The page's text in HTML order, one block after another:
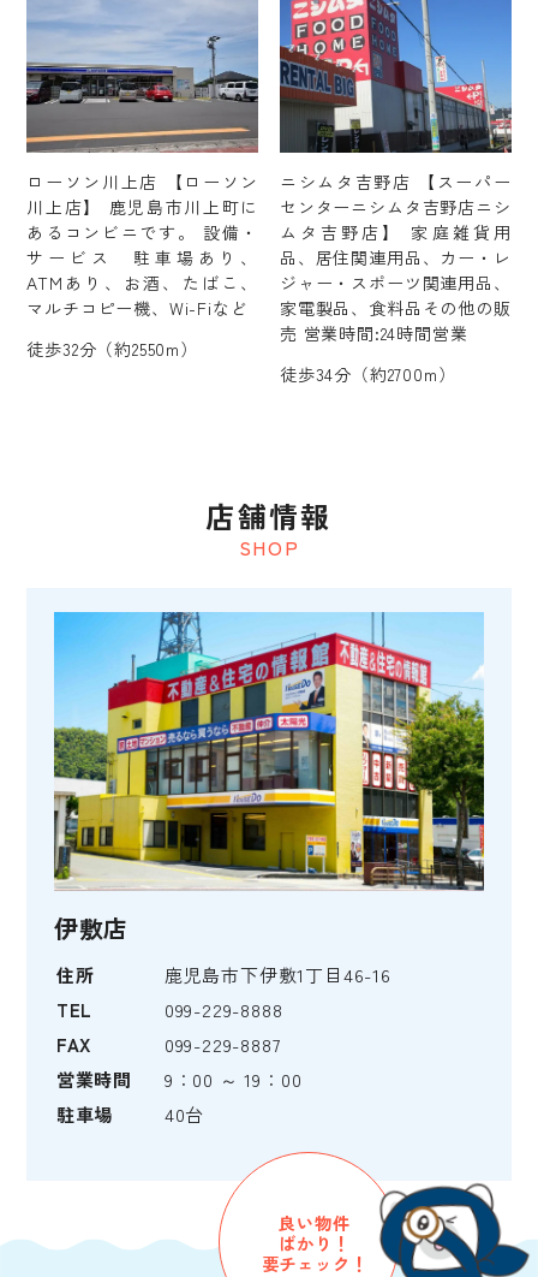
ローソン川上店 【ローソン
川上店】 鹿児島市川上町に
あるコンビニです。 設備・
サービス 駐車場あり、
ATMあり、お酒、たばこ、
マルチコピー機、Wi-Fiなど
徒歩32分（約2550m）
ニシムタ吉野店 【スーパー
センターニシムタ吉野店ニシ
ムタ吉野店】 家庭雑貨用
品、居住関連用品、カー・レ
ジャー・スポーツ関連用品、
家電製品、食料品その他の販
売 営業時間:24時間営業
徒歩34分（約2700m）
SHOP
店舗情報
伊敷店
住所
鹿児島市下伊敷1丁目46-16
TEL
099-229-8888
FAX
099-229-8887
営業時間
9：00 ～ 19：00
駐車場
40台
良い物件
ばかり！
要チェック！